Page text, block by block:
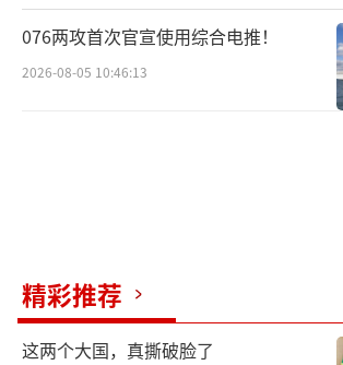
林剑表示，有关做法严重开
重威胁地区国家安全，严重加剧
引起地区国家高度警惕和关切。
076两攻首次官宣使用综合电推！
2026-08-05 10:46:13
精彩推荐
这两个大国，真撕破脸了